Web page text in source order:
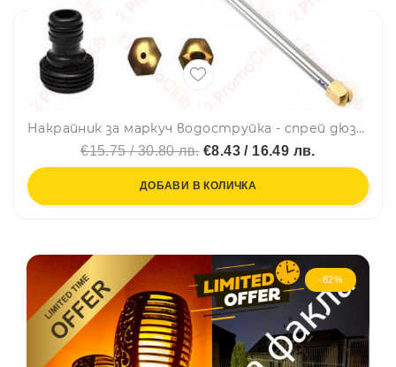
Накрайник за маркуч водоструйка - спрей дюза за миене под високо налягане, WATER JET
€15.75 / 30.80 лв.€8.43 / 16.49 лв.
ДОБАВИ В КОЛИЧКА
-82%